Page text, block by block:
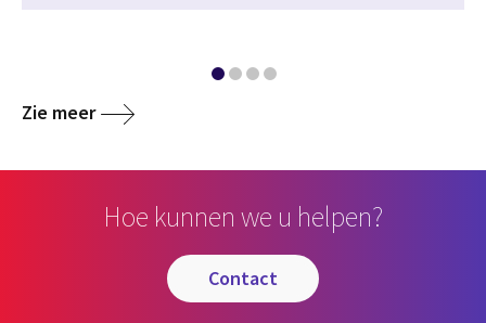
Zie meer
Hoe kunnen we u helpen?
contact